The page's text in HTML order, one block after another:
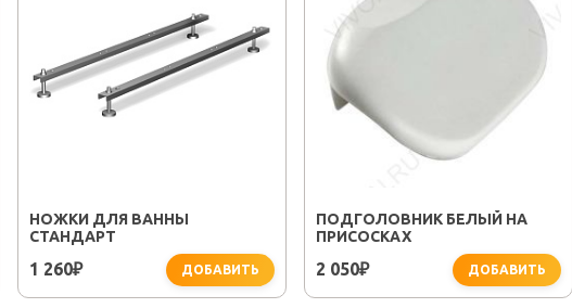
НОЖКИ ДЛЯ ВАННЫ
СТАНДАРТ
1 260₽ ДОБАВИТЬ
ПОДГОЛОВНИК БЕЛЫЙ НА
ПРИСОСКАХ
2 050₽ ДОБАВИТЬ